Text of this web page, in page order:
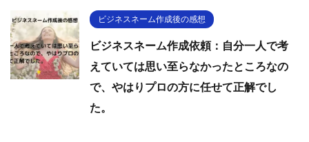
ビジネスネーム作成後の感想
ビジネスネーム作成依頼：自分一人で考
えていては思い至らなかったところなの
で、やはりプロの方に任せて正解でし
た。